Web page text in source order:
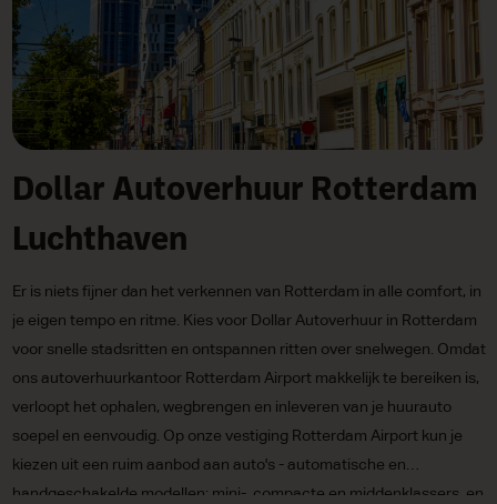
Dollar Autoverhuur Rotterdam
Luchthaven
Er is niets fijner dan het verkennen van Rotterdam in alle comfort, in
je eigen tempo en ritme. Kies voor Dollar Autoverhuur in Rotterdam
voor snelle stadsritten en ontspannen ritten over snelwegen. Omdat
ons autoverhuurkantoor Rotterdam Airport makkelijk te bereiken is,
verloopt het ophalen, wegbrengen en inleveren van je huurauto
soepel en eenvoudig. Op onze vestiging Rotterdam Airport kun je
kiezen uit een ruim aanbod aan auto's - automatische en
handgeschakelde modellen; mini-, compacte en middenklassers, en